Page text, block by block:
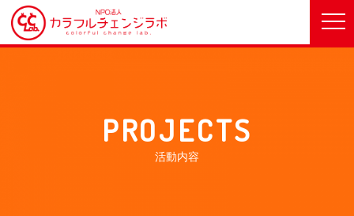
PROJECTS
活動内容